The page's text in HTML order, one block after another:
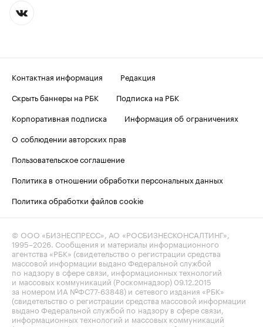
Контактная информация
Редакция
Скрыть баннеры на РБК
Подписка на РБК
Корпоративная подписка
Информация об ограничениях
О соблюдении авторских прав
Пользовательское соглашение
Политика в отношении обработки персональных данных
Политика обработки файлов cookie
© ООО «БИЗНЕСПРЕСС», АО «РОСБИЗНЕСКОНСАЛТИНГ»,
1995–2026 . Сообщения и материалы информационного
агентства «РБК» (свидетельство о регистрации средства
массовой информации выдано Федеральной службой
по надзору в сфере связи, информационных технологий
и массовых коммуникаций (Роскомнадзор) 09.12.2015
за номером ИА №ФС77-63848) и сетевого издания «РБК»
(свидетельство о регистрации средства массовой информации
выдано Федеральной службой по надзору в сфере связи,
информационных технологий и массовых коммуникаций